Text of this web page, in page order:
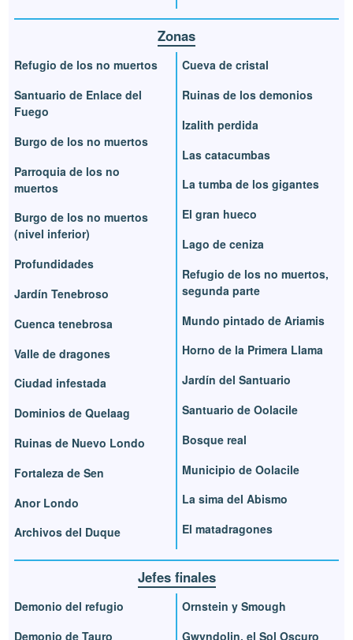
Zonas
Refugio de los no muertos
Santuario de Enlace del
Fuego
Burgo de los no muertos
Parroquia de los no
muertos
Burgo de los no muertos
(nivel inferior)
Profundidades
Jardín Tenebroso
Cuenca tenebrosa
Valle de dragones
Ciudad infestada
Dominios de Quelaag
Ruinas de Nuevo Londo
Fortaleza de Sen
Anor Londo
Archivos del Duque
Cueva de cristal
Ruinas de los demonios
Izalith perdida
Las catacumbas
La tumba de los gigantes
El gran hueco
Lago de ceniza
Refugio de los no muertos,
segunda parte
Mundo pintado de Ariamis
Horno de la Primera Llama
Jardín del Santuario
Santuario de Oolacile
Bosque real
Municipio de Oolacile
La sima del Abismo
El matadragones
Jefes finales
Demonio del refugio
Demonio de Tauro
Ornstein y Smough
Gwyndolin, el Sol Oscuro